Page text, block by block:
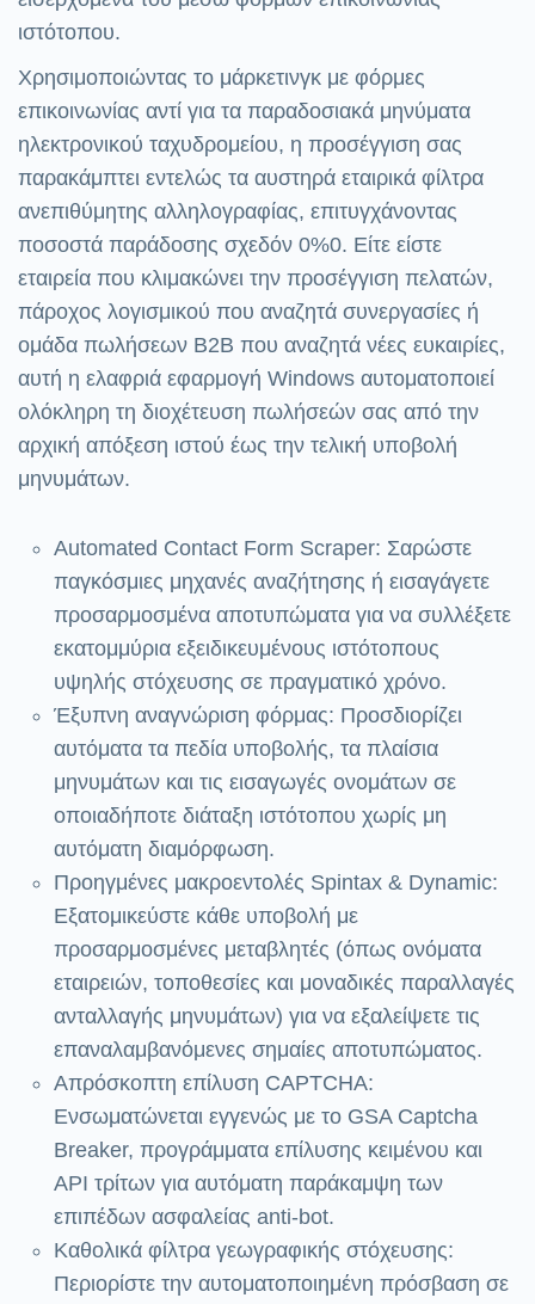
ιστότοπου.
Χρησιμοποιώντας το μάρκετινγκ με φόρμες
επικοινωνίας αντί για τα παραδοσιακά μηνύματα
ηλεκτρονικού ταχυδρομείου, η προσέγγιση σας
παρακάμπτει εντελώς τα αυστηρά εταιρικά φίλτρα
ανεπιθύμητης αλληλογραφίας, επιτυγχάνοντας
ποσοστά παράδοσης σχεδόν 0%0. Είτε είστε
εταιρεία που κλιμακώνει την προσέγγιση πελατών,
πάροχος λογισμικού που αναζητά συνεργασίες ή
ομάδα πωλήσεων B2B που αναζητά νέες ευκαιρίες,
αυτή η ελαφριά εφαρμογή Windows αυτοματοποιεί
ολόκληρη τη διοχέτευση πωλήσεών σας από την
αρχική απόξεση ιστού έως την τελική υποβολή
μηνυμάτων.
Automated Contact Form Scraper: Σαρώστε
παγκόσμιες μηχανές αναζήτησης ή εισαγάγετε
προσαρμοσμένα αποτυπώματα για να συλλέξετε
εκατομμύρια εξειδικευμένους ιστότοπους
υψηλής στόχευσης σε πραγματικό χρόνο.
Έξυπνη αναγνώριση φόρμας: Προσδιορίζει
αυτόματα τα πεδία υποβολής, τα πλαίσια
μηνυμάτων και τις εισαγωγές ονομάτων σε
οποιαδήποτε διάταξη ιστότοπου χωρίς μη
αυτόματη διαμόρφωση.
Προηγμένες μακροεντολές Spintax & Dynamic:
Εξατομικεύστε κάθε υποβολή με
προσαρμοσμένες μεταβλητές (όπως ονόματα
εταιρειών, τοποθεσίες και μοναδικές παραλλαγές
ανταλλαγής μηνυμάτων) για να εξαλείψετε τις
επαναλαμβανόμενες σημαίες αποτυπώματος.
Απρόσκοπτη επίλυση CAPTCHA:
Ενσωματώνεται εγγενώς με το GSA Captcha
Breaker, προγράμματα επίλυσης κειμένου και
API τρίτων για αυτόματη παράκαμψη των
επιπέδων ασφαλείας anti-bot.
Καθολικά φίλτρα γεωγραφικής στόχευσης:
Περιορίστε την αυτοματοποιημένη πρόσβαση σε